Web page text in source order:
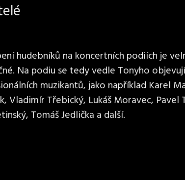
hudebníků na koncertních podiích je
Na podiu se tedy vedle Tonyho
muzikantů, jako například Karel
Vladimír Třebický, Lukáš Moravec, Pavel
Tomáš Jedlička a další.